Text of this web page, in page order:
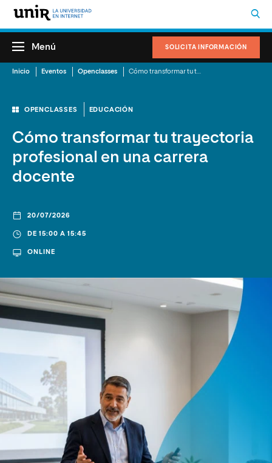
SOLICITA INFORMACIÓN
Menú
Inicio Eventos Openclasses
OPENCLASSES EDUCACIÓN
Cómo transformar tu trayectoria
profesional en una carrera
docente
20/07/2026
DE 15:00 A 15:45
ONLINE